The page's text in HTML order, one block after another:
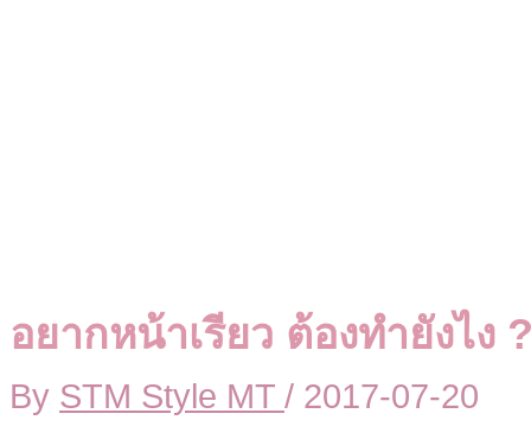
อยากหน้าเรียว ต้องทำยังไง
By STM Style MT / 2017-07-20